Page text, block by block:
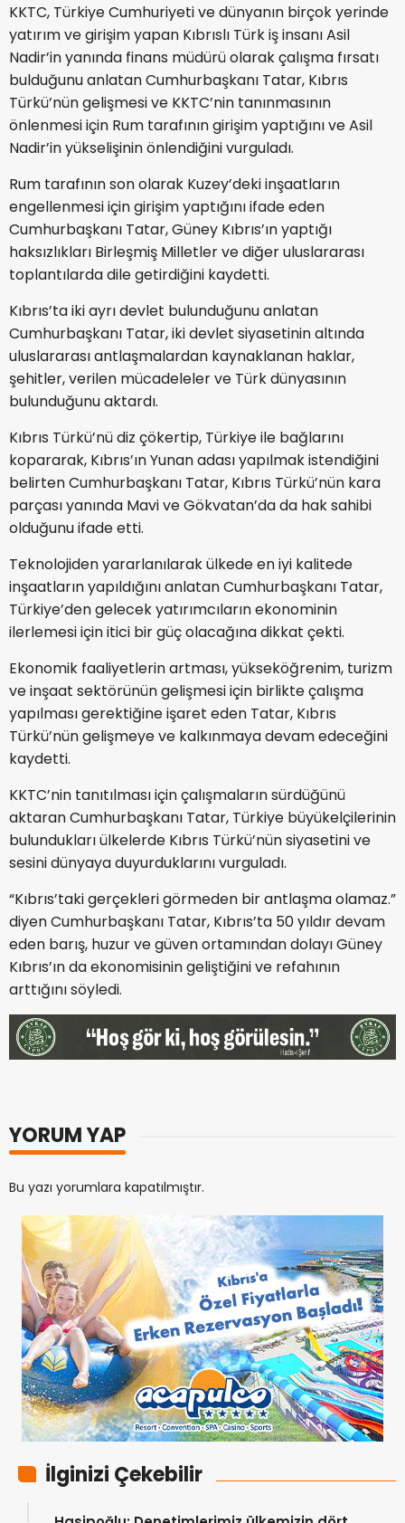
KKTC, Türkiye Cumhuriyeti ve dünyanın birçok yerinde
yatırım ve girişim yapan Kıbrıslı Türk iş insanı Asil
Nadir’in yanında finans müdürü olarak çalışma fırsatı
bulduğunu anlatan Cumhurbaşkanı Tatar, Kıbrıs
Türkü’nün gelişmesi ve KKTC’nin tanınmasının
önlenmesi için Rum tarafının girişim yaptığını ve Asil
Nadir’in yükselişinin önlendiğini vurguladı.
Rum tarafının son olarak Kuzey’deki inşaatların
engellenmesi için girişim yaptığını ifade eden
Cumhurbaşkanı Tatar, Güney Kıbrıs’ın yaptığı
haksızlıkları Birleşmiş Milletler ve diğer uluslararası
toplantılarda dile getirdiğini kaydetti.
Kıbrıs’ta iki ayrı devlet bulunduğunu anlatan
Cumhurbaşkanı Tatar, iki devlet siyasetinin altında
uluslararası antlaşmalardan kaynaklanan haklar,
şehitler, verilen mücadeleler ve Türk dünyasının
bulunduğunu aktardı.
Kıbrıs Türkü’nü diz çökertip, Türkiye ile bağlarını
kopararak, Kıbrıs’ın Yunan adası yapılmak istendiğini
belirten Cumhurbaşkanı Tatar, Kıbrıs Türkü’nün kara
parçası yanında Mavi ve Gökvatan’da da hak sahibi
olduğunu ifade etti.
Teknolojiden yararlanılarak ülkede en iyi kalitede
inşaatların yapıldığını anlatan Cumhurbaşkanı Tatar,
Türkiye’den gelecek yatırımcıların ekonominin
ilerlemesi için itici bir güç olacağına dikkat çekti.
Ekonomik faaliyetlerin artması, yükseköğrenim, turizm
ve inşaat sektörünün gelişmesi için birlikte çalışma
yapılması gerektiğine işaret eden Tatar, Kıbrıs
Türkü’nün gelişmeye ve kalkınmaya devam edeceğini
kaydetti.
KKTC’nin tanıtılması için çalışmaların sürdüğünü
aktaran Cumhurbaşkanı Tatar, Türkiye büyükelçilerinin
bulundukları ülkelerde Kıbrıs Türkü’nün siyasetini ve
sesini dünyaya duyurduklarını vurguladı.
“Kıbrıs’taki gerçekleri görmeden bir antlaşma olamaz.”
diyen Cumhurbaşkanı Tatar, Kıbrıs’ta 50 yıldır devam
eden barış, huzur ve güven ortamından dolayı Güney
Kıbrıs’ın da ekonomisinin geliştiğini ve refahının
arttığını söyledi.
YORUM YAP
Bu yazı yorumlara kapatılmıştır.
İlginizi Çekebilir